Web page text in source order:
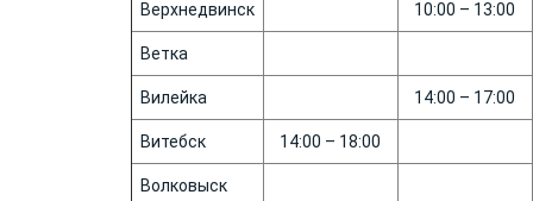
Верхнедвинск 10:00 – 13:00
Ветка
Вилейка 14:00 – 17:00
Витебск 14:00 – 18:00
Волковыск